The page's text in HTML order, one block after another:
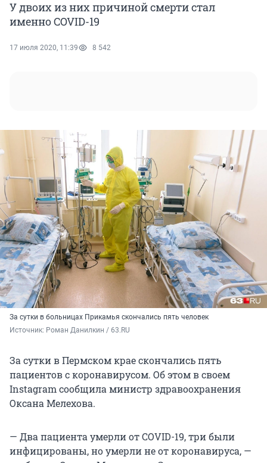
У двоих из них причиной смерти стал
именно COVID-19
17 июля 2020, 11:39 8 542
За сутки в больницах Прикамья скончались пять человек
Источник: Роман Данилкин / 63.RU
За сутки в Пермском крае скончались пять
пациентов с коронавирусом. Об этом в своем
Instagram сообщила министр здравоохранения
Оксана Мелехова.
— Два пациента умерли от COVID-19, три были
инфицированы, но умерли не от коронавируса, —